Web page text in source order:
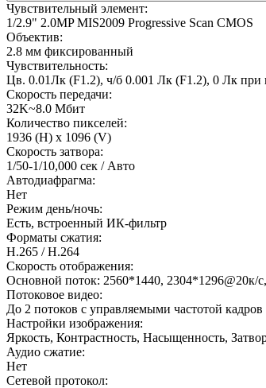
Чувствительный элемент:
1/2.9" 2.0MP MIS2009 Progressive Scan CMOS
Объектив:
2.8 мм фиксированный
Чувствительность:
Цв. 0.01Лк (F1.2), ч/б 0.001 Лк (F1.2), 0 Лк
Скорость передачи:
32K~8.0 Мбит
Количество пикселей:
1936 (H) x 1096 (V)
Скорость затвора:
1/50-1/10,000 сек / Авто
Автодиафрагма:
Нет
Режим день/ночь:
Есть, встроенный ИК-фильтр
Форматы сжатия:
H.265 / H.264
Скорость отображения:
Основной поток: 2560*1440, 2304*1296@20к/
Потоковое видео:
До 2 потоков с управляемыми частотой
Настройки изображения:
Яркость, Контрастность, Насыщенность,
Аудио сжатие:
Нет
Сетевой протокол: